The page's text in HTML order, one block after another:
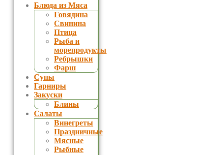
Блюда из Мяса
Говядина
Свинина
Птица
Рыба и
морепродукты
Ребрышки
Фарш
Супы
Гарниры
Закуски
Блины
Салаты
Винегреты
Праздничные
Мясные
Рыбные